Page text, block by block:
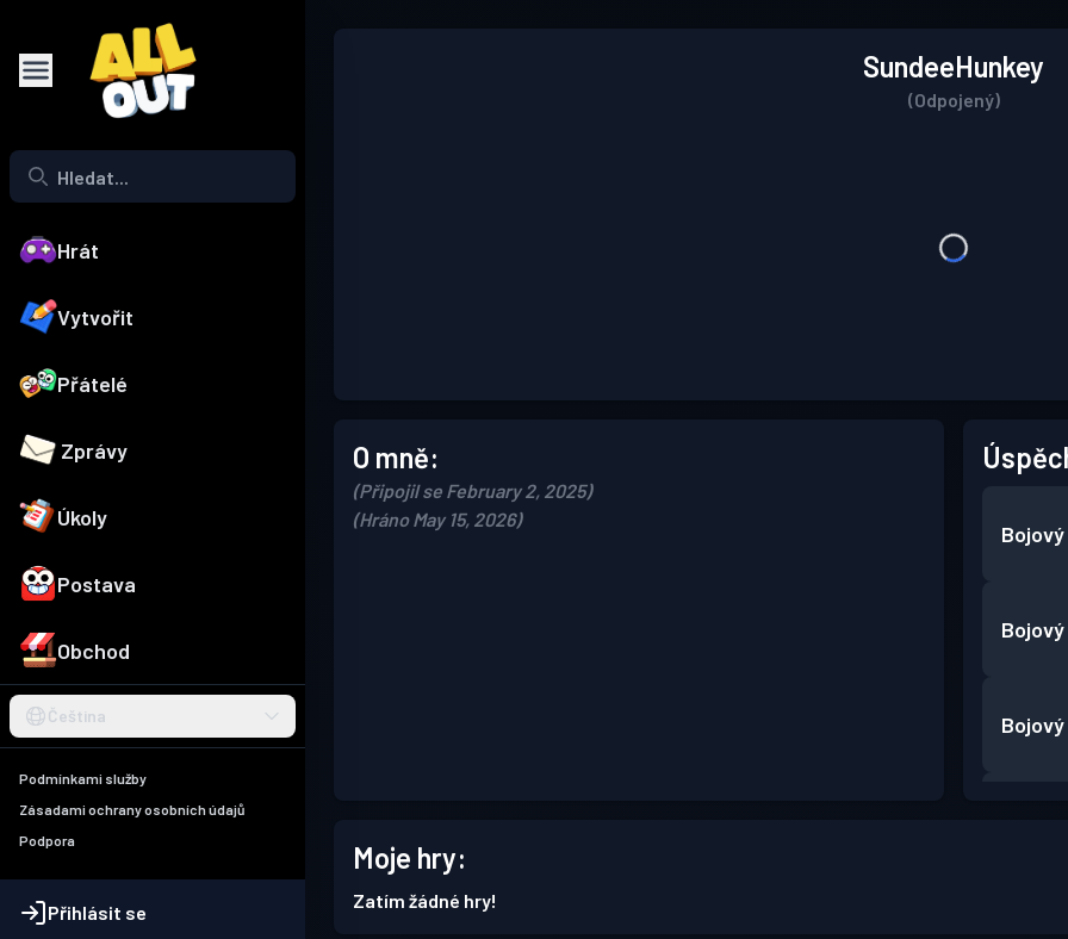
Hrát
Vytvořit
Přátelé
Zprávy
Úkoly
Postava
Obchod
Čeština
Podmínkami služby
Zásadami ochrany osobních údajů
Podpora
Přihlásit se
SundeeHunkey
(Odpojený)
O mně:
(Připojil se February 2, 2025)
(Hráno May 15, 2026)
Moje hry:
Zatím žádné hry!